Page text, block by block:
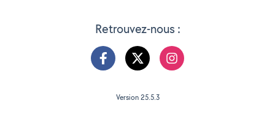
Retrouvez-nous :
Version 25.5.3